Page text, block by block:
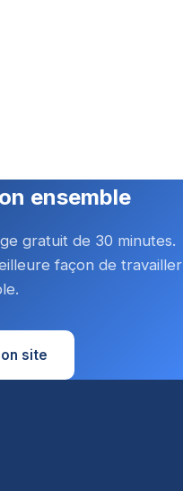
ensemble
gratuit de 30 minutes.
façon de travailler
site